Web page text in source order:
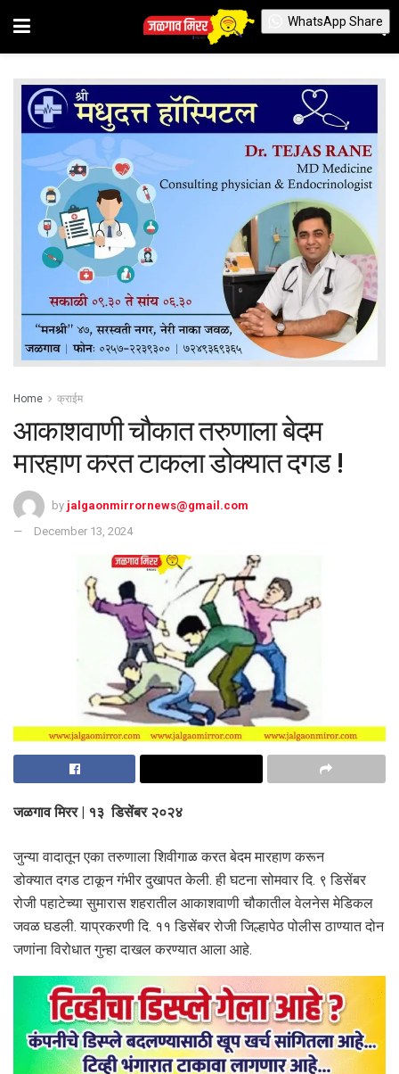
Home क्राईम
आकाशवाणी चौकात तरुणाला बेदम
मारहाण करत टाकला डोक्यात दगड !
by jalgaonmirrornews@gmail.com
December 13, 2024
जळगाव मिरर | १३ डिसेंबर २०२४
जुन्या वादातून एका तरुणाला शिवीगाळ करत बेदम मारहाण करून
डोक्यात दगड टाकून गंभीर दुखापत केली. ही घटना सोमवार दि. ९ डिसेंबर
रोजी पहाटेच्या सुमारास शहरातील आकाशवाणी चौकातील वेलनेस मेडिकल
जवळ घडली. याप्रकरणी दि. ११ डिसेंबर रोजी जिल्हापेठ पोलीस ठाण्यात दोन
जणांना विरोधात गुन्हा दाखल करण्यात आला आहे.
WhatsApp Share